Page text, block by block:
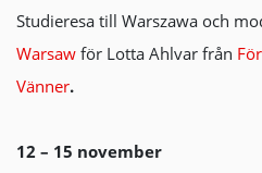
Studieresa till Warszawa och
Warsaw för Lotta Ahlvar från
Vänner.
12 – 15 november